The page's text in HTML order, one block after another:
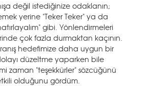
değil istediğinize odaklanın;
yerine "Teker Teker" ya da
gibi. Yönlendirmeleri
çok fazla durmaktan kaçının.
hedefimize daha uygun bir
düzeltme yaparken bile
zaman "teşekkürler" sözcüğünü
olduğunu gördüm.